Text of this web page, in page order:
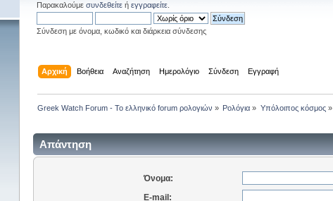
Παρακαλούμε συνδεθείτεή εγγραφείτε.
Σύνδεση με όνομα, κωδικό και διάρκεια σύνδεσης
Αρχική Βοήθεια Αναζήτηση Ημερολόγιο Σύνδεση Εγγραφή
Greek Watch Forum - Το ελληνικό forum ρολογιών » Ρολόγια » Υπόλοιπος κόσμος»
Απάντηση
Όνομα:
E-mail: